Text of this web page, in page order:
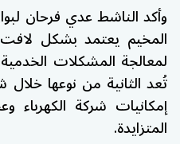
وأكد الناشط عدي فرحان
المخيم يعتمد بشكل لافت
لمعالجة المشكلات
تُعد الثانية من نوعها
إمكانيات شركة الكهرباء
المتزايدة.